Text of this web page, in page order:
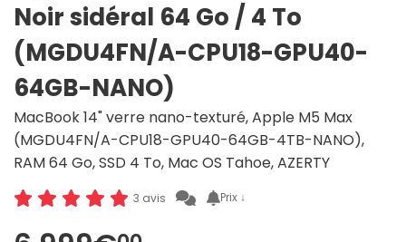
Noir sidéral 64 Go / 4 To
(MGDU4FN/A-CPU18-GPU40-
64GB-NANO)
MacBook 14" verre nano-texturé, Apple M5 Max
(MGDU4FN/A-CPU18-GPU40-64GB-4TB-NANO),
RAM 64 Go, SSD 4 To, Mac OS Tahoe, AZERTY
3 avis Prix ↓